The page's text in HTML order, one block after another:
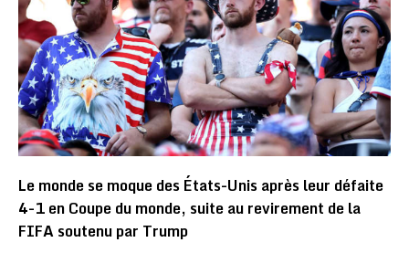
Le monde se moque des États-Unis après leur défaite
4-1 en Coupe du monde, suite au revirement de la
FIFA soutenu par Trump